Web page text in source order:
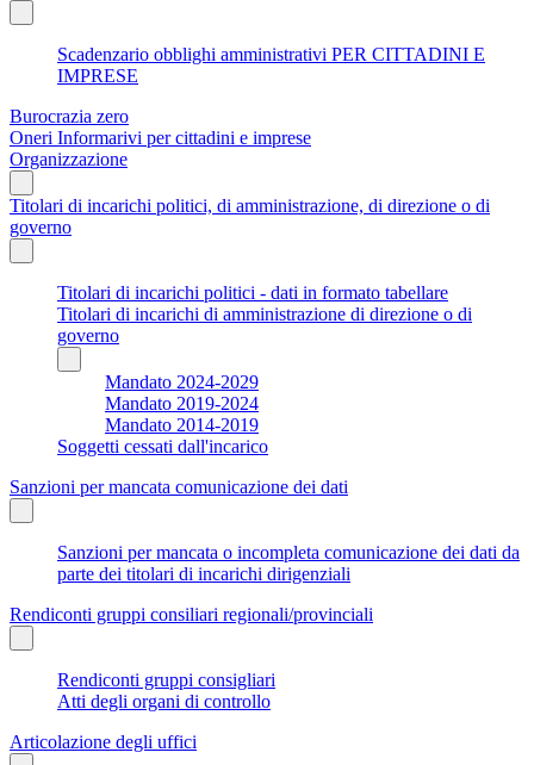
Scadenzario obblighi amministrativi PER CITTADINI E
IMPRESE
Burocrazia zero
Oneri Informarivi per cittadini e imprese
Organizzazione
Titolari di incarichi politici, di amministrazione, di direzione o di
governo
Titolari di incarichi politici - dati in formato tabellare
Titolari di incarichi di amministrazione di direzione o di
governo
Mandato 2024-2029
Mandato 2019-2024
Mandato 2014-2019
Soggetti cessati dall'incarico
Sanzioni per mancata comunicazione dei dati
Sanzioni per mancata o incompleta comunicazione dei dati da
parte dei titolari di incarichi dirigenziali
Rendiconti gruppi consiliari regionali/provinciali
Rendiconti gruppi consigliari
Atti degli organi di controllo
Articolazione degli uffici